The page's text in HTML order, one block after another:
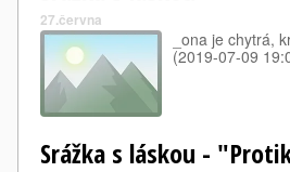
27.června
_ona je chytrá,
(2019-07-09
Srážka s láskou -